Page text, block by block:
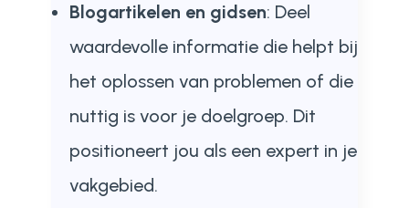
Blogartikelen en gidsen: Deel
waardevolle informatie die helpt bij
het oplossen van problemen of die
nuttig is voor je doelgroep. Dit
positioneert jou als een expert in je
vakgebied.